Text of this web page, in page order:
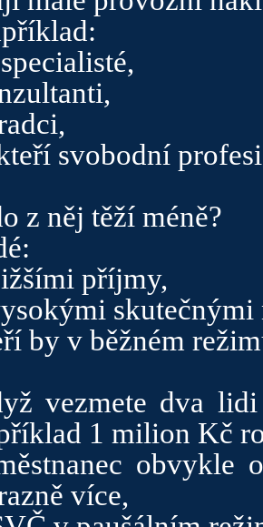
svobodní
z něj těží méně?
příjmy,
skutečnými
by v běžném
vezmete dva
1 milion Kč
obvykle
více,